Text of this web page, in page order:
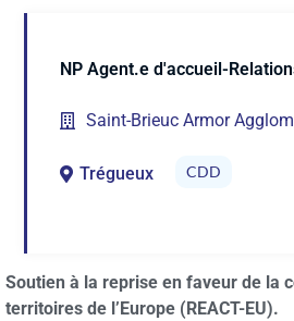
NP Agent.e d'accueil-
Saint-Brieuc Armor
Trégueux CDD
Soutien à la reprise en faveur de la
territoires de l’Europe (REACT-EU).